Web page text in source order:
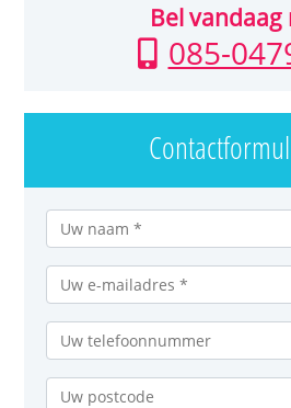
Bel vandaag
085-